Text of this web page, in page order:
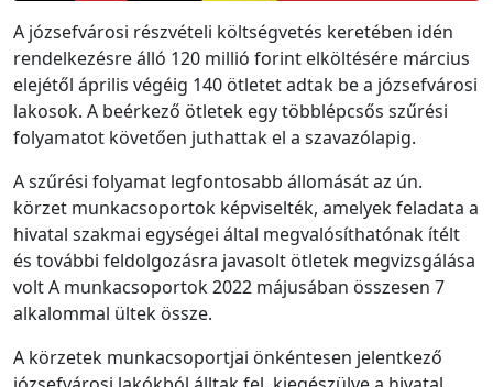
A józsefvárosi részvételi költségvetés keretében idén
rendelkezésre álló 120 millió forint elköltésére március
elejétől április végéig 140 ötletet adtak be a józsefvárosi
lakosok. A beérkező ötletek egy többlépcsős szűrési
folyamatot követően juthattak el a szavazólapig.
A szűrési folyamat legfontosabb állomását az ún.
körzet munkacsoportok képviselték, amelyek feladata a
hivatal szakmai egységei által megvalósíthatónak ítélt
és további feldolgozásra javasolt ötletek megvizsgálása
volt A munkacsoportok 2022 májusában összesen 7
alkalommal ültek össze.
A körzetek munkacsoportjai önkéntesen jelentkező